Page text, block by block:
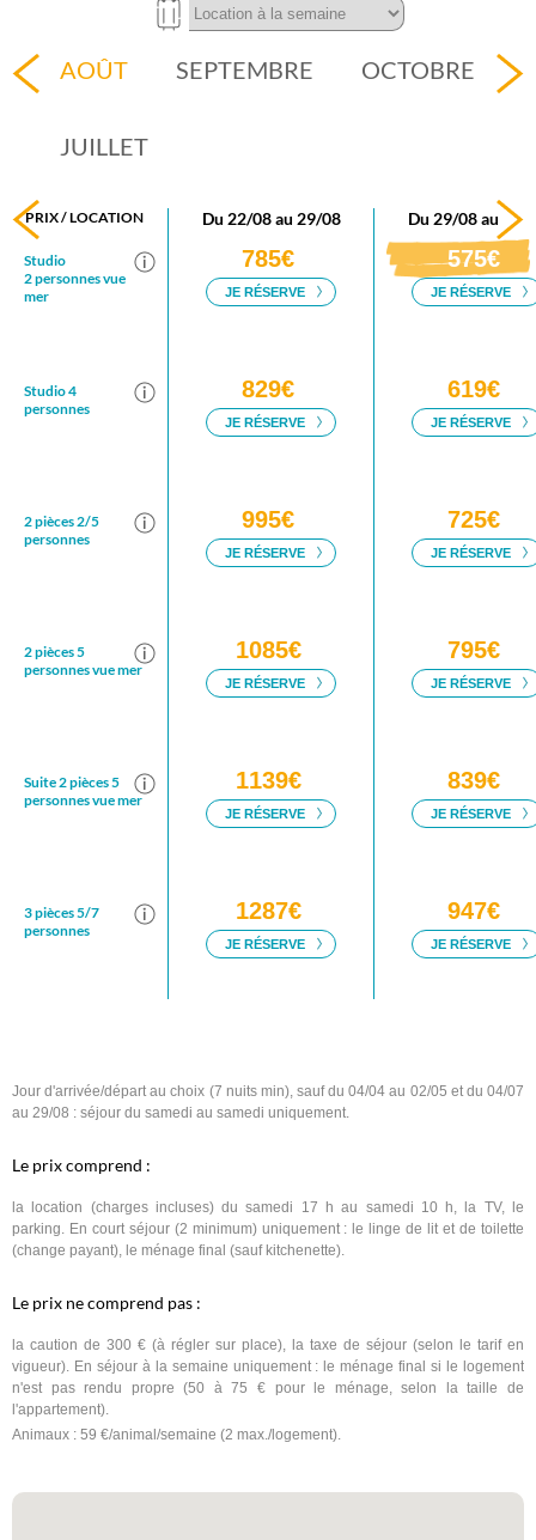
Jour d'arrivée/départ au choix (7 nuits min), sauf du 04/04 au 02/05 et du 04/07
au 29/08 : séjour du samedi au samedi uniquement.
Le prix comprend :
la location (charges incluses) du samedi 17 h au samedi 10 h, la TV, le
parking. En court séjour (2 minimum) uniquement : le linge de lit et de toilette
(change payant), le ménage final (sauf kitchenette).
Le prix ne comprend pas :
la caution de 300 € (à régler sur place), la taxe de séjour (selon le tarif en
vigueur). En séjour à la semaine uniquement : le ménage final si le logement
n'est pas rendu propre (50 à 75 € pour le ménage, selon la taille de
l'appartement).
Animaux : 59 €/animal/semaine (2 max./logement).